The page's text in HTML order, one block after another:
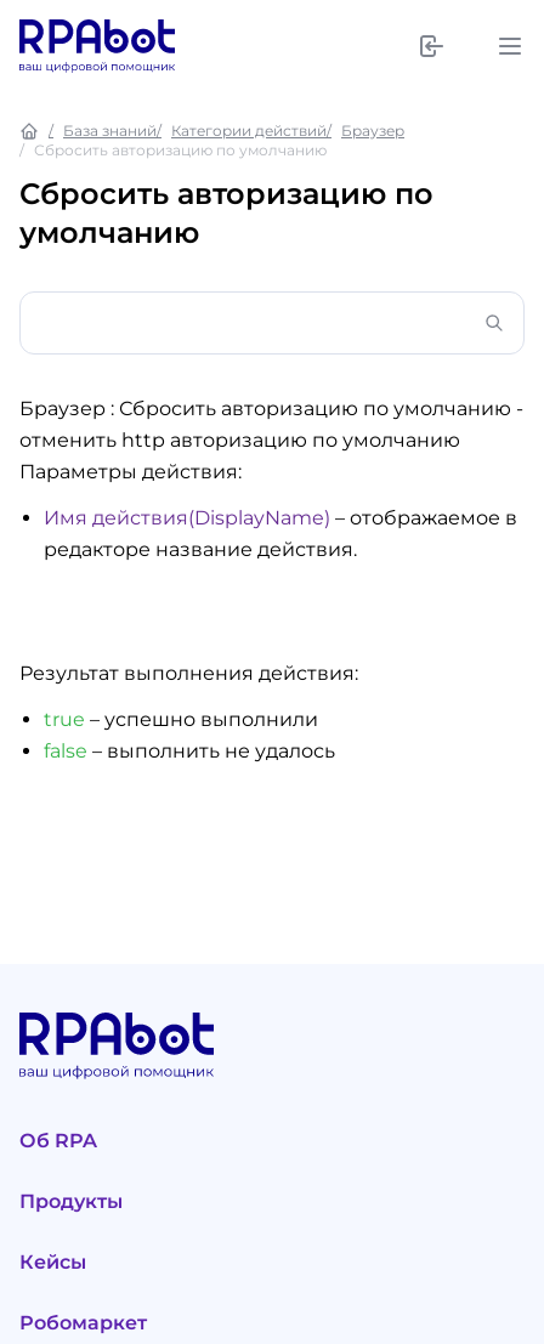
База знаний Категории действий
Браузер
Сбросить авторизацию по умолчанию
Сбросить авторизацию по
умолчанию
Браузер : Сбросить авторизацию по умолчанию -
отменить http авторизацию по умолчанию
Параметры действия:
Имя действия(DisplayName) – отображаемое в
редакторе название действия.
Результат выполнения действия:
true – успешно выполнили
false – выполнить не удалось
Об RPA
Продукты
Кейсы
Робомаркет